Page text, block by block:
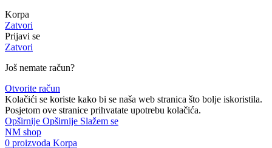
Korpa
Zatvori
Prijavi se
Zatvori
Još nemate račun?
Otvorite račun
Kolačići se koriste kako bi se naša web stranica što bolje iskoristila.
Posjetom ove stranice prihvatate upotrebu kolačića.
Opširnije Opširnije Slažem se
NM shop
0 proizvoda Korpa